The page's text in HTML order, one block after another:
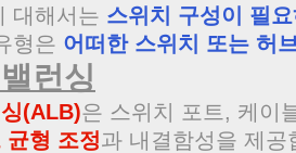
대해서는 스위치 구성이 필
형은 어떠한 스위치 또는 허
런싱
(ALB)은 스위치 포트, 케이
균형 조정과 내결함성을 제공